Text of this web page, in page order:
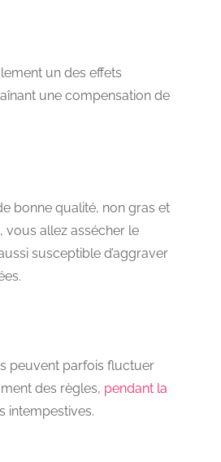
un des effets
une compensation de
bonne qualité, non gras et
vous allez assécher le
susceptible d’aggraver
peuvent parfois fluctuer
des règles, pendant la
intempestives.